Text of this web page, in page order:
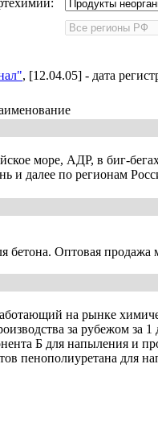
, [12.04.05] - дата
море, АДР, в биг-
и далее по регионам
бетона. Оптовая продажа
на рынке
за рубежом за
Б для напыления и
пенополиуретана для